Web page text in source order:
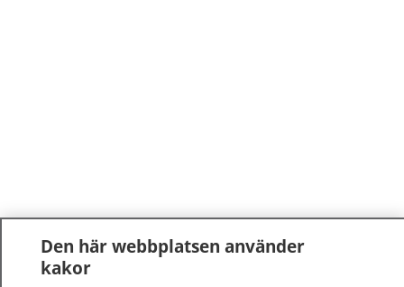
Den här webbplatsen använder
kakor